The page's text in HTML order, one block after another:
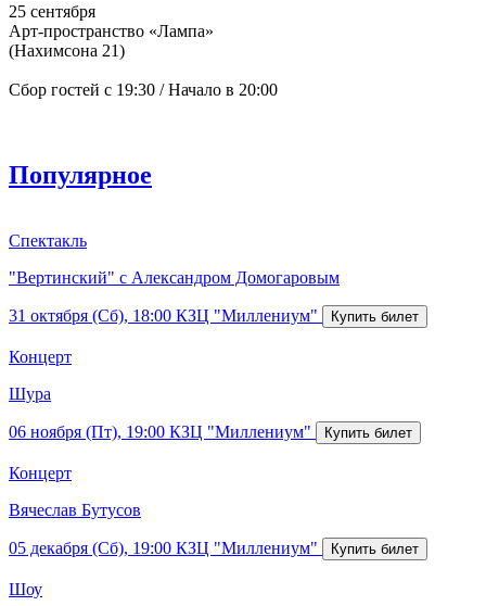
25 сентября
Арт-пространство «Лампа»
(Нахимсона 21)
Сбор гостей с 19:30 / Начало в 20:00
Популярное
Спектакль
"Вертинский" с Александром Домогаровым
31 октября (Сб), 18:00 КЗЦ "Миллениум"
Концерт
Шура
06 ноября (Пт), 19:00 КЗЦ "Миллениум"
Концерт
Вячеслав Бутусов
05 декабря (Сб), 19:00 КЗЦ "Миллениум"
Шоу